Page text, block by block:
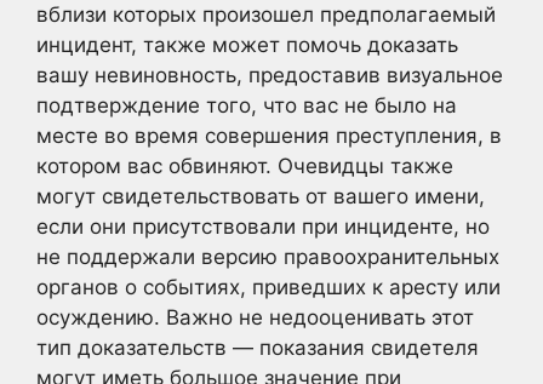
вблизи которых произошел предполагаемый
инцидент, также может помочь доказать
вашу невиновность, предоставив визуальное
подтверждение того, что вас не было на
месте во время совершения преступления, в
котором вас обвиняют. Очевидцы также
могут свидетельствовать от вашего имени,
если они присутствовали при инциденте, но
не поддержали версию правоохранительных
органов о событиях, приведших к аресту или
осуждению. Важно не недооценивать этот
тип доказательств — показания свидетеля
могут иметь большое значение при